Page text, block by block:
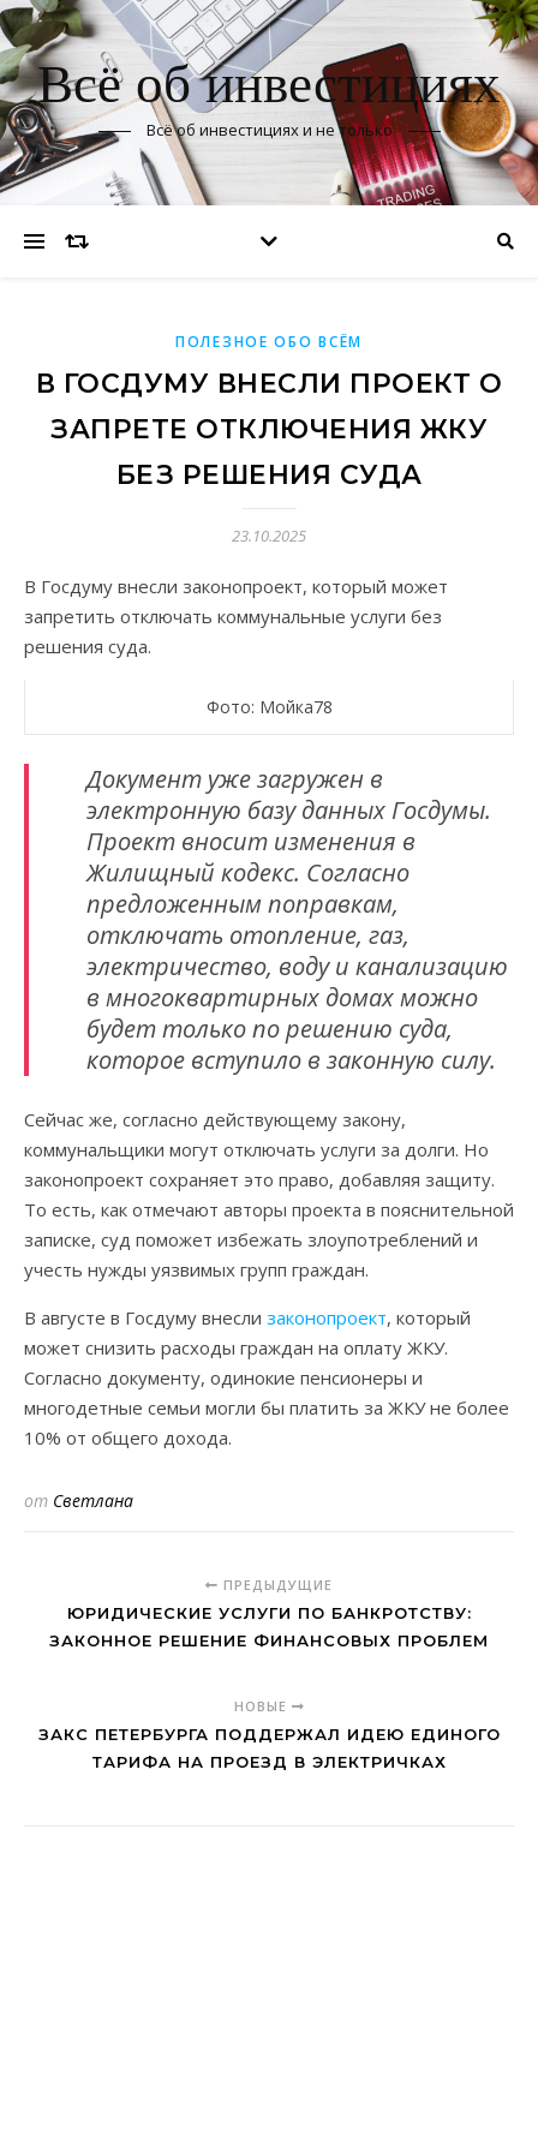
Всё об инвестициях
Всё об инвестициях и не только
ПОЛЕЗНОЕ ОБО ВСЁМ
В ГОСДУМУ ВНЕСЛИ ПРОЕКТ О
ЗАПРЕТЕ ОТКЛЮЧЕНИЯ ЖКУ
БЕЗ РЕШЕНИЯ СУДА
23.10.2025
В Госдуму внесли законопроект, который может
запретить отключать коммунальные услуги без
решения суда.
Фото: Мойка78
Документ уже загружен в
электронную базу данных Госдумы.
Проект вносит изменения в
Жилищный кодекс. Согласно
предложенным поправкам,
отключать отопление, газ,
электричество, воду и канализацию
в многоквартирных домах можно
будет только по решению суда,
которое вступило в законную силу.
Сейчас же, согласно действующему закону,
коммунальщики могут отключать услуги за долги. Но
законопроект сохраняет это право, добавляя защиту.
То есть, как отмечают авторы проекта в пояснительной
записке, суд поможет избежать злоупотреблений и
учесть нужды уязвимых групп граждан.
В августе в Госдуму внесли законопроект, который
может снизить расходы граждан на оплату ЖКУ.
Согласно документу, одинокие пенсионеры и
многодетные семьи могли бы платить за ЖКУ не более
10% от общего дохода.
от Светлана
ПРЕДЫДУЩИЕ
ЮРИДИЧЕСКИЕ УСЛУГИ ПО БАНКРОТСТВУ:
ЗАКОННОЕ РЕШЕНИЕ ФИНАНСОВЫХ ПРОБЛЕМ
НОВЫЕ
ЗАКС ПЕТЕРБУРГА ПОДДЕРЖАЛ ИДЕЮ ЕДИНОГО
ТАРИФА НА ПРОЕЗД В ЭЛЕКТРИЧКАХ